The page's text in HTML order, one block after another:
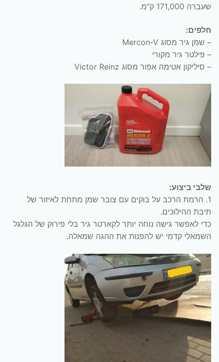
שעברה 171,000 ק"מ.
חלפים:
– שמן גיר מסוג Mercon-V
– פילטר גיר מקורי
– סיליקון אטימה אפור מסוג Victor Reinz
שלבי ביצוע:
1. הרמת הרכב על בוקים עם צובר שמן מתחת לאיזור של
תיבת ההילוכים.
כדי לאפשר גישה נוחה יותר לקארטר גיר בלי פירוק של הגלגל
השמאלי קדמי יש להפנות את ההגה שמאלה.